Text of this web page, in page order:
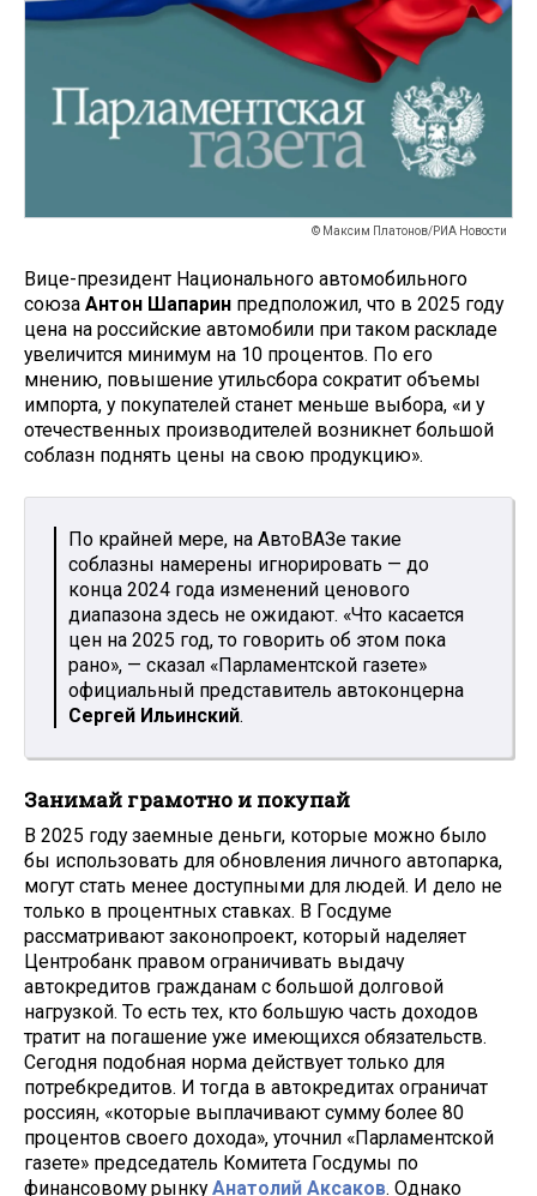
© Максим Платонов/РИА Новости
Вице-президент Национального автомобильного
союза Антон Шапарин предположил, что в 2025 году
цена на российские автомобили при таком раскладе
увеличится минимум на 10 процентов. По его
мнению, повышение утильсбора сократит объемы
импорта, у покупателей станет меньше выбора, «и у
отечественных производителей возникнет большой
соблазн поднять цены на свою продукцию».
По крайней мере, на АвтоВАЗе такие
соблазны намерены игнорировать — до
конца 2024 года изменений ценового
диапазона здесь не ожидают. «Что касается
цен на 2025 год, то говорить об этом пока
рано», — сказал «Парламентской газете»
официальный представитель автоконцерна
Сергей Ильинский.
Занимай грамотно и покупай
В 2025 году заемные деньги, которые можно было
бы использовать для обновления личного автопарка,
могут стать менее доступными для людей. И дело не
только в процентных ставках. В Госдуме
рассматривают законопроект, который наделяет
Центробанк правом ограничивать выдачу
автокредитов гражданам с большой долговой
нагрузкой. То есть тех, кто большую часть доходов
тратит на погашение уже имеющихся обязательств.
Сегодня подобная норма действует только для
потребкредитов. И тогда в автокредитах ограничат
россиян, «которые выплачивают сумму более 80
процентов своего дохода», уточнил «Парламентской
газете» председатель Комитета Госдумы по
финансовому рынкуАнатолий Аксаков. Однако